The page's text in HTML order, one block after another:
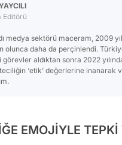
Editörü
medya sektörü maceram, 2009
olunca daha da perçinlendi.
görevler aldıktan sonra 2022
‘etik’ değerlerine inanarak
EMOJİYLE TEPKİ